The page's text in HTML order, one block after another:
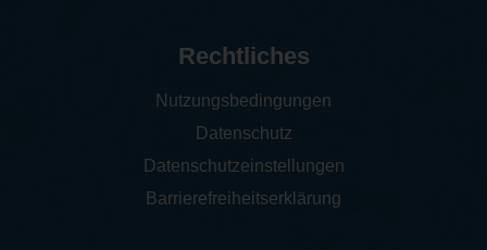
Rechtliches
Nutzungsbedingungen
Datenschutz
Datenschutzeinstellungen
Barrierefreiheitserklärung